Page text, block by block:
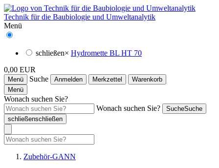
Technik für die Baubiologie und Umweltanalytik
Menü
schließen× Hydromette BL HT 70
0,00 EUR
Menü Suche Anmelden Merkzettel
Warenkorb
Menü
Wonach suchen Sie?
Wonach suchen Sie?
SucheSuche
schließenschließen
Zubehör-GANN